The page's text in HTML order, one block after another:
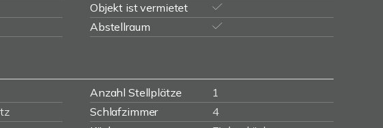
Objekt ist vermietet
Abstellraum
Anzahl Stellplätze
1
Schlafzimmer
4